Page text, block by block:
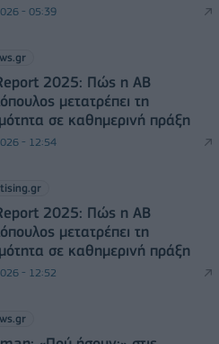
- 05:39
2025: Πώς η ΑΒ
μετατρέπει τη
σε καθημερινή πράξη
- 12:54
2025: Πώς η ΑΒ
μετατρέπει τη
σε καθημερινή πράξη
- 12:52